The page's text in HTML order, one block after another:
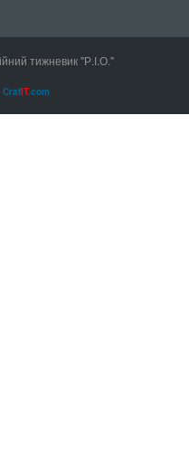
тижневик "Р.І.О."
CrafIT.com